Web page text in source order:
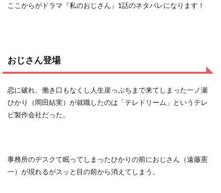
ここからがドラマ『私のおじさん』1話のネタバレになります！
おじさん登場
恋に破れ、働き口もなくし人生崖っぷちまで来てしまった一ノ瀬
ひかり（岡田結実）が就職したのは「テレドリーム」というテレ
ビ製作会社だった。
事務所のデスクて眠ってしまったひかりの前におじさん（遠藤憲
一）が現れるがスッと目の前から消えてしまう。